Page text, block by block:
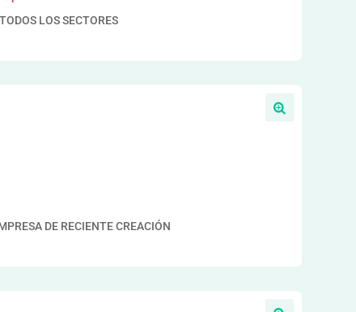
TODOS LOS SECTORES
DE RECIENTE CREACIÓN